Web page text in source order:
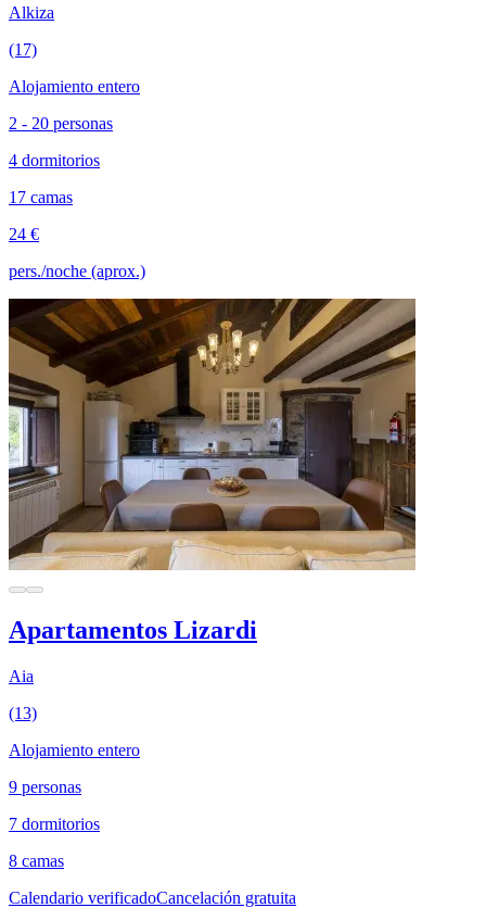
Alkiza
(17)
Alojamiento entero
2 - 20 personas
4 dormitorios
17 camas
24 €
pers./noche (aprox.)
Apartamentos Lizardi
Aia
(13)
Alojamiento entero
9 personas
7 dormitorios
8 camas
Calendario verificadoCancelación gratuita